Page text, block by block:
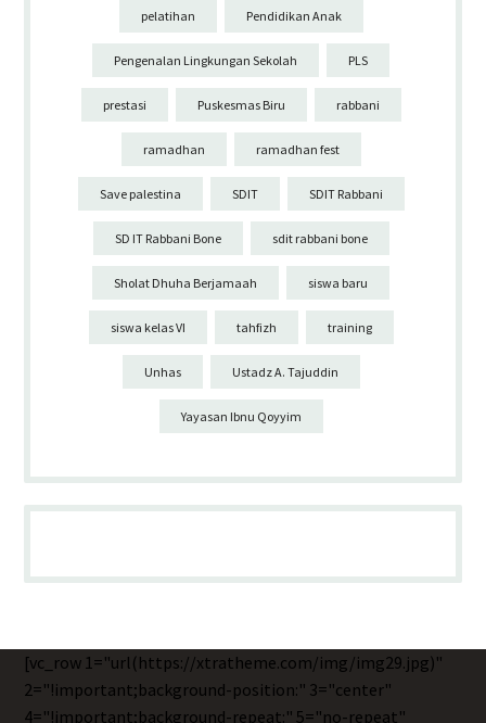
pelatihan Pendidikan Anak
Pengenalan Lingkungan Sekolah PLS
prestasi Puskesmas Biru rabbani
ramadhan ramadhan fest
Save palestina SDIT SDIT Rabbani
SD IT Rabbani Bone sdit rabbani bone
Sholat Dhuha Berjamaah siswa baru
siswa kelas VI tahfizh training
Unhas Ustadz A. Tajuddin
Yayasan Ibnu Qoyyim
[vc_row 1="url(https://xtratheme.com/img/img29.jpg)"
2="!important;background-position:" 3="center"
4="!important;background-repeat:" 5="no-repeat"